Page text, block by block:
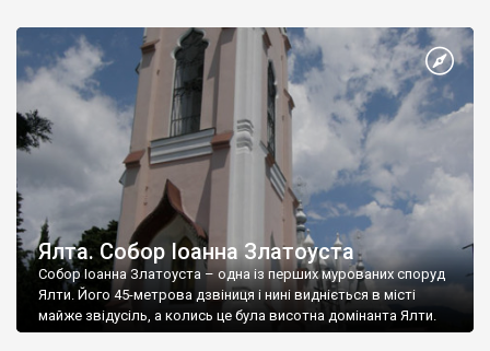
Ялта. Собор Іоанна Златоуста
Собор Іоанна Златоуста – одна із перших мурованих споруд
Ялти. Його 45-метрова дзвіниця і нині видніється в місті
майже звідусіль, а колись це була висотна домінанта Ялти.